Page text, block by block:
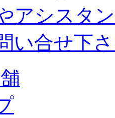
アシスタ
い合せ下